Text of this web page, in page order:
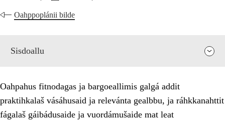
Oahppoplánii bilde
Sisdoallu
Oahpahus fitnodagas ja bargoeallimis galgá addit
praktihkalaš vásáhusaid ja relevánta gealbbu, ja ráhkkanahttit
fágalaš gáibádusaide ja vuordámušaide mat leat